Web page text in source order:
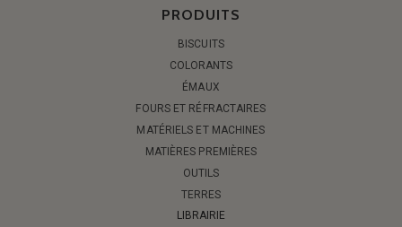
PRODUITS
BISCUITS
COLORANTS
ÉMAUX
FOURS ET RÉFRACTAIRES
MATÉRIELS ET MACHINES
MATIÈRES PREMIÈRES
OUTILS
TERRES
LIBRAIRIE